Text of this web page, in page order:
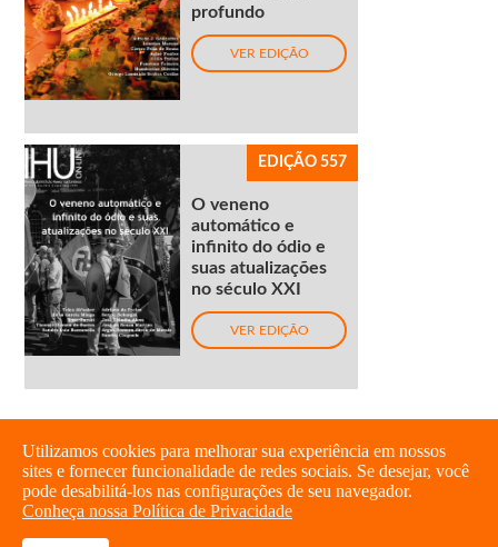
profundo
VER EDIÇÃO
EDIÇÃO 557
O veneno
automático e
infinito do ódio e
suas atualizações
no século XXI
VER EDIÇÃO
Utilizamos cookies para melhorar sua experiência em nossos
sites e fornecer funcionalidade de redes sociais. Se desejar, você
pode desabilitá-los nas configurações de seu navegador.
Conheça nossa Política de Privacidade